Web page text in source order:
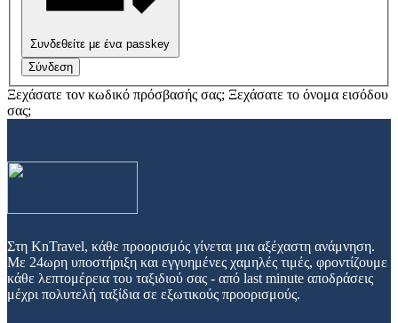
Συνδεθείτε με ένα passkey
Σύνδεση
Ξεχάσατε τον κωδικό πρόσβασής σας; Ξεχάσατε το όνομα εισόδου
σας;
Στη KnTravel, κάθε προορισμός γίνεται μια αξέχαστη ανάμνηση.
Με 24ωρη υποστήριξη και εγγυημένες χαμηλές τιμές, φροντίζουμε
κάθε λεπτομέρεια του ταξιδιού σας - από last minute αποδράσεις
μέχρι πολυτελή ταξίδια σε εξωτικούς προορισμούς.